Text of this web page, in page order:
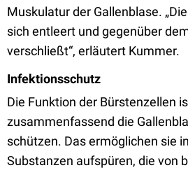
Muskulatur der Gallenblase.
sich entleert und gegenüber
verschließt“, erläutert Kummer.
Infektionsschutz
Die Funktion der Bürstenzellen
zusammenfassend die
schützen. Das ermöglichen sie
Substanzen aufspüren, die von